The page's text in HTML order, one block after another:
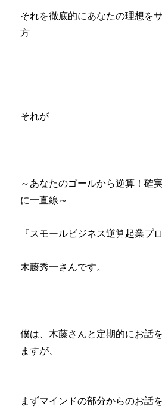
それを徹底的にあなたの理想を
方
それが
～あなたのゴールから逆算！確
に一直線～
『スモールビジネス逆算起業プ
木藤秀一さんです。
僕は、木藤さんと定期的にお話
ますが、
まずマインドの部分からのお話を